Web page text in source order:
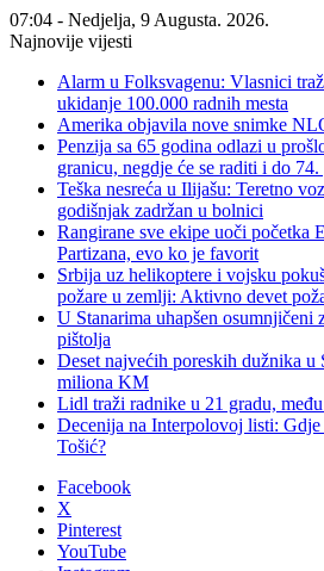
07:04 - Nedjelja, 9 Augusta. 2026.
Najnovije vijesti
Alarm u Folksvagenu: Vlasnici
ukidanje 100.000 radnih mesta
Amerika objavila nove snimke
Penzija sa 65 godina odlazi u
granicu, negdje će se raditi i do
Teška nesreća u Ilijašu: Teretno
godišnjak zadržan u bolnici
Rangirane sve ekipe uoči početka
Partizana, evo ko je favorit
Srbija uz helikoptere i vojsku
požare u zemlji: Aktivno devet
U Stanarima uhapšen osumnjičeni
pištolja
Deset najvećih poreskih dužnika
miliona KM
Lidl traži radnike u 21 gradu,
Decenija na Interpolovoj listi: Gdje
Tošić?
Facebook
X
Pinterest
YouTube